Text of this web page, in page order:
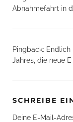
Abnahmefahrt in
Pingback: Endlich
Jahres, die neue
SCHREIBE
Deine E-Mail-